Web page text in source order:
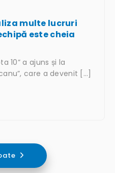
multe lucruri
este cheia
10” a ajuns și la
care a devenit […]